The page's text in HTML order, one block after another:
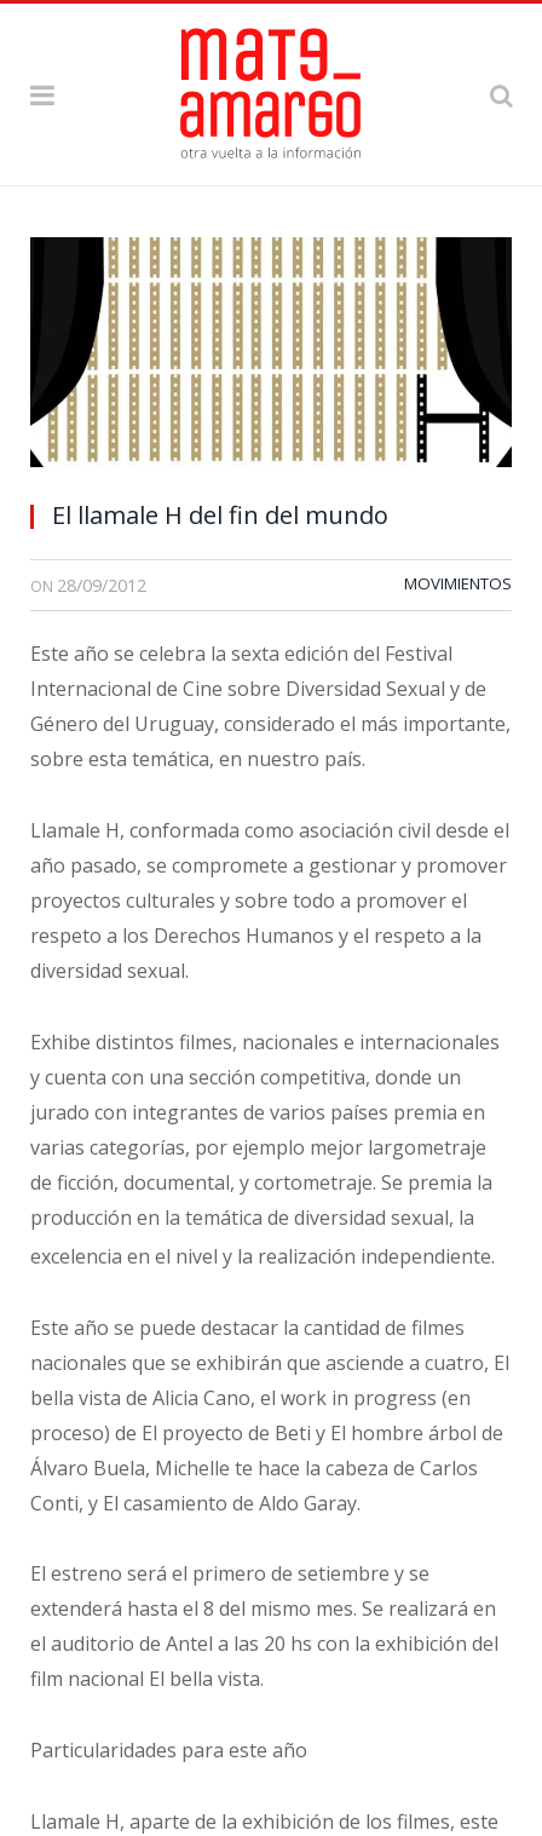
El llamale H del fin del mundo
ON 28/09/2012 MOVIMIENTOS
Este año se celebra la sexta edición del Festival
Internacional de Cine sobre Diversidad Sexual y de
Género del Uruguay, considerado el más importante,
sobre esta temática, en nuestro país.
Llamale H, conformada como asociación civil desde el
año pasado, se compromete a gestionar y promover
proyectos culturales y sobre todo a promover el
respeto a los Derechos Humanos y el respeto a la
diversidad sexual.
Exhibe distintos filmes, nacionales e internacionales
y cuenta con una sección competitiva, donde un
jurado con integrantes de varios países premia en
varias categorías, por ejemplo mejor largometraje
de ficción, documental, y cortometraje. Se premia la
producción en la temática de diversidad sexual, la
excelencia en el nivel y la realización independiente.
Este año se puede destacar la cantidad de filmes
nacionales que se exhibirán que asciende a cuatro, El
bella vista de Alicia Cano, el work in progress (en
proceso) de El proyecto de Beti y El hombre árbol de
Álvaro Buela, Michelle te hace la cabeza de Carlos
Conti, y El casamiento de Aldo Garay.
El estreno será el primero de setiembre y se
extenderá hasta el 8 del mismo mes. Se realizará en
el auditorio de Antel a las 20 hs con la exhibición del
film nacional El bella vista.
Particularidades para este año
Llamale H, aparte de la exhibición de los filmes, este